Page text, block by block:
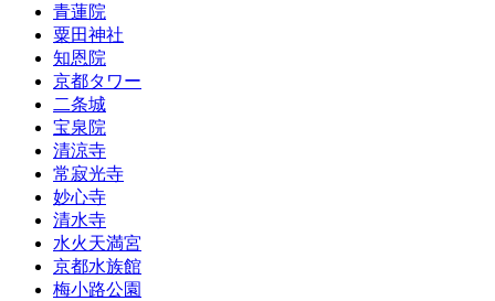
青蓮院
粟田神社
知恩院
京都タワー
二条城
宝泉院
清涼寺
常寂光寺
妙心寺
清水寺
水火天満宮
京都水族館
梅小路公園